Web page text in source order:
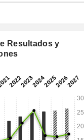
2027
%
2.925 2.925
% 0 %
Resultados y